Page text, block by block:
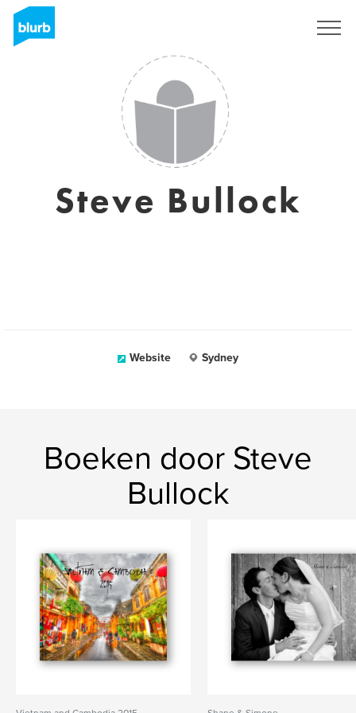
Steve Bullock
Website Sydney
Boeken door Steve
Bullock